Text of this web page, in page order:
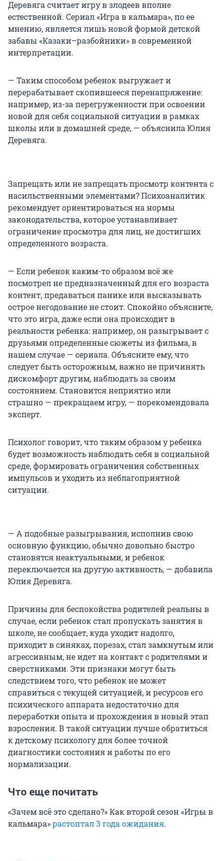
Деревяга считает игру в злодеев вполне
естественной. Сериал «Игра в кальмара», по ее
мнению, является лишь новой формой детской
забавы «Казаки–разбойники» в современной
интерпретации.
— Таким способом ребенок выгружает и
перерабатывает скопившееся перенапряжение:
например, из-за перегруженности при освоении
новой для себя социальной ситуации в рамках
школы или в домашней среде, — объяснила Юлия
Деревяга.
Запрещать или не запрещать просмотр контента с
насильственными элементами? Психоаналитик
рекомендует ориентироваться на нормы
законодательства, которое устанавливает
ограничение просмотра для лиц, не достигших
определенного возраста.
— Если ребенок каким-то образом всё же
посмотрел не предназначенный для его возраста
контент, предаваться панике или высказывать
острое негодование не стоит. Спокойно объясните,
что это игра, даже если она происходит в
реальности ребенка: например, он разыгрывает с
друзьями определенные сюжеты из фильма, в
нашем случае — сериала. Объясните ему, что
следует быть осторожным, важно не причинять
дискомфорт другим, наблюдать за своим
состоянием. Становится неприятно или
страшно — прекращаем игру, — порекомендовала
эксперт.
Психолог говорит, что таким образом у ребенка
будет возможность наблюдать себя в социальной
среде, формировать ограничения собственных
импульсов и уходить из неблагоприятной
ситуации.
— А подобные разыгрывания, исполнив свою
основную функцию, обычно довольно быстро
становятся неактуальными, и ребенок
переключается на другую активность, — добавила
Юлия Деревяга.
Причины для беспокойства родителей реальны в
случае, если ребенок стал пропускать занятия в
школе, не сообщает, куда уходит надолго,
приходит в синяках, порезах, стал замкнутым или
агрессивным, не идет на контакт с родителями и
сверстниками. Эти признаки могут быть
следствием того, что ребенок не может
справиться с текущей ситуацией, и ресурсов его
психического аппарата недостаточно для
переработки опыта и прохождения в новый этап
взросления. В такой ситуации лучше обратиться
к детскому психологу для более точной
диагностики состояния и работы по его
нормализации.
Что еще почитать
«Зачем всё это сделано?» Как второй сезон «Игры в
кальмара»растоптал 3 года ожидания.